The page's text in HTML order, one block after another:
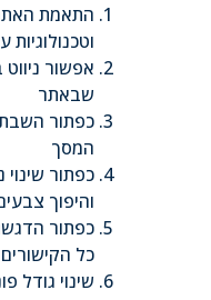
התאמת
וטכנולוגיות
אפשור
שבאתר
כפתור
המסך
כפתור שינוי
והיפוך
כפתור
כל
שינוי גודל